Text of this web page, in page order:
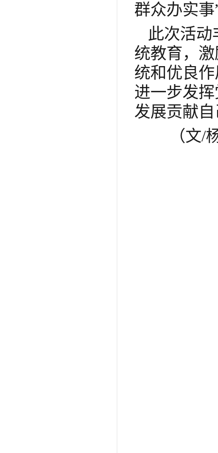
群众办实
此次活
统教育，
统和优良
进一步发
发展贡献
（文/